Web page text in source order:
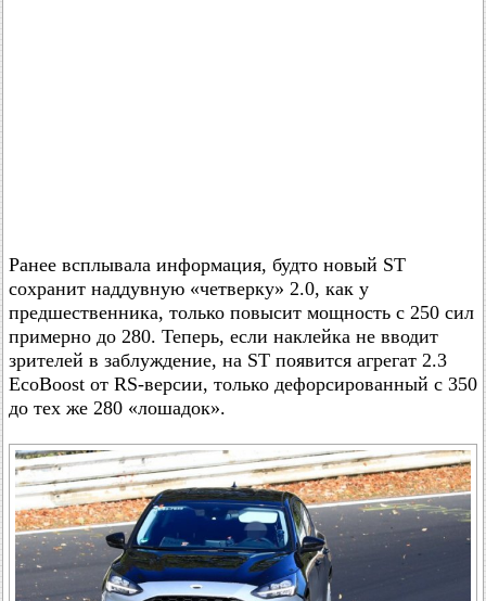
Ранее всплывала информация, будто новый ST
сохранит наддувную «четверку» 2.0, как у
предшественника, только повысит мощность с 250 сил
примерно до 280. Теперь, если наклейка не вводит
зрителей в заблуждение, на ST появится агрегат 2.3
EcoBoost от RS-версии, только дефорсированный с 350
до тех же 280 «лошадок».